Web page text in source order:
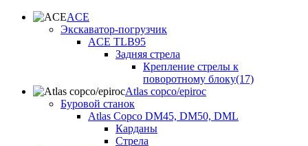
ACE
Экскаватор-погрузчик
ACE TLB95
Задняя стрела
Крепление стрелы к
поворотному блоку(17)
Atlas copco/epiroc
Буровой станок
Atlas Copco DM45, DM50, DML
Карданы
Стрела